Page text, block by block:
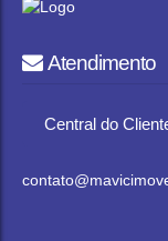
Atendimento
Central do